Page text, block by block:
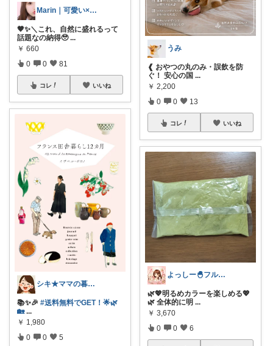
Marin｜可愛い×ブランド美容
🤎✨＼これ、自然に盛れるって
話題なの納得🥹 ...
￥ 660
0 0 81
コレ いいね
シキ★ママの暮らし、キッズ
📚✨🎉 #送料無料でGET！🌟🌿
🏡 ...
￥ 1,980
0 0 5
うみ
❰ おやつの丸のみ・誤飲を防
ぐ！ 安心の国 ...
￥ 2,200
0 0 13
コレ いいね
よっしー🐣フルタイム4児ママ
🌿💖明るめカラーを楽しめる💖
🌿 全体的に明 ...
￥ 3,670
0 0 6